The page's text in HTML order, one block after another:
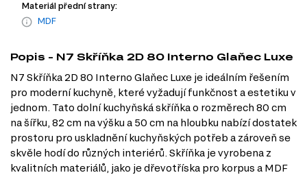
Materiál přední strany:
MDF
Popis - N7 Skříňka 2D 80 Interno Glaňec Luxe
N7 Skříňka 2D 80 Interno Glaňec Luxe je ideálním řešením
pro moderní kuchyně, které vyžadují funkčnost a estetiku v
jednom. Tato dolní kuchyňská skříňka o rozměrech 80 cm
na šířku, 82 cm na výšku a 50 cm na hloubku nabízí dostatek
prostoru pro uskladnění kuchyňských potřeb a zároveň se
skvěle hodí do různých interiérů. Skříňka je vyrobena z
kvalitních materiálů, jako je dřevotříska pro korpus a MDF